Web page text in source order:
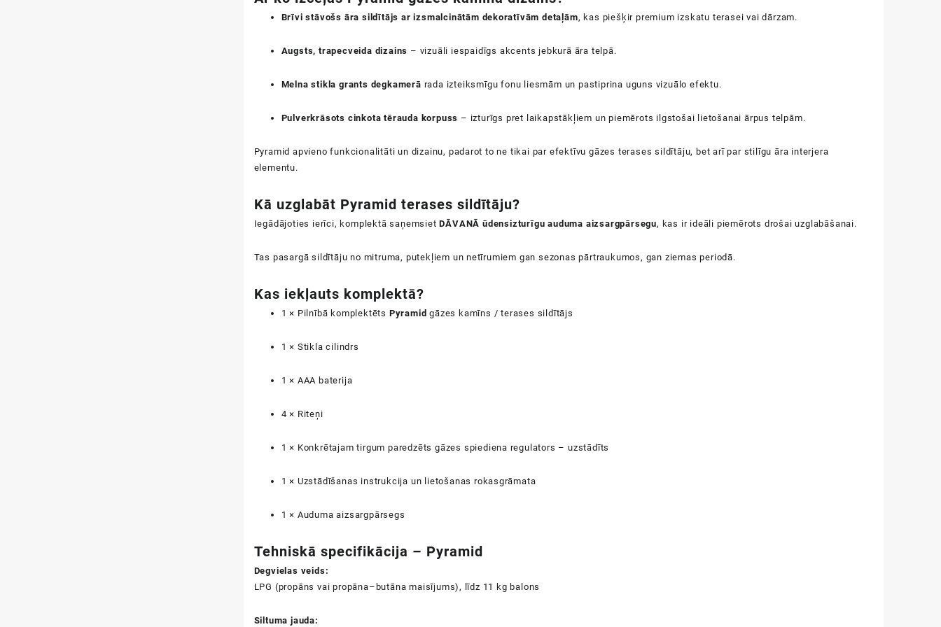
Brīvi stāvošs āra sildītājs ar izsmalcinātām dekoratīvām detaļām, kas piešķir premium izskatu terasei vai dārzam.
Augsts, trapecveida dizains – vizuāli iespaidīgs akcents jebkurā āra telpā.
Melna stikla grants degkamerā rada izteiksmīgu fonu liesmām un pastiprina uguns vizuālo efektu.
Pulverkrāsots cinkota tērauda korpuss – izturīgs pret laikapstākļiem un piemērots ilgstošai lietošanai ārpus telpām.
Pyramid apvieno funkcionalitāti un dizainu, padarot to ne tikai par efektīvu gāzes terases sildītāju, bet arī par stilīgu āra interjera
elementu.
Kā uzglabāt Pyramid terases sildītāju?
Iegādājoties ierīci, komplektā saņemsietDĀVANĀ ūdensizturīgu auduma aizsargpārsegu, kas ir ideāli piemērots drošai uzglabāšanai.
Tas pasargā sildītāju no mitruma, putekļiem un netīrumiem gan sezonas pārtraukumos, gan ziemas periodā.
Kas iekļauts komplektā?
1 × Pilnībā komplektēts Pyramid gāzes kamīns / terases sildītājs
1 × Stikla cilindrs
1 × AAA baterija
4 × Riteņi
1 × Konkrētajam tirgum paredzēts gāzes spiediena regulators – uzstādīts
1 × Uzstādīšanas instrukcija un lietošanas rokasgrāmata
1 × Auduma aizsargpārsegs
Tehniskā specifikācija – Pyramid
Degvielas veids:
LPG (propāns vai propāna–butāna maisījums), līdz 11 kg balons
Siltuma jauda: